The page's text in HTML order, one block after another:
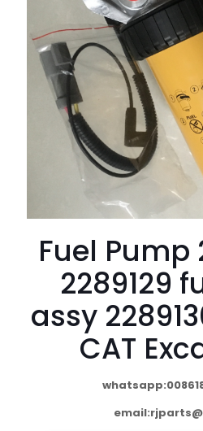
Fuel Pump
2289129
assy
CAT
email: